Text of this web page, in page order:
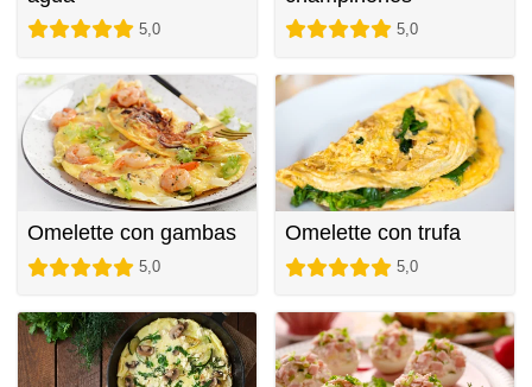
5,0 5,0
Omelette con gambas
5,0
Omelette con trufa
5,0